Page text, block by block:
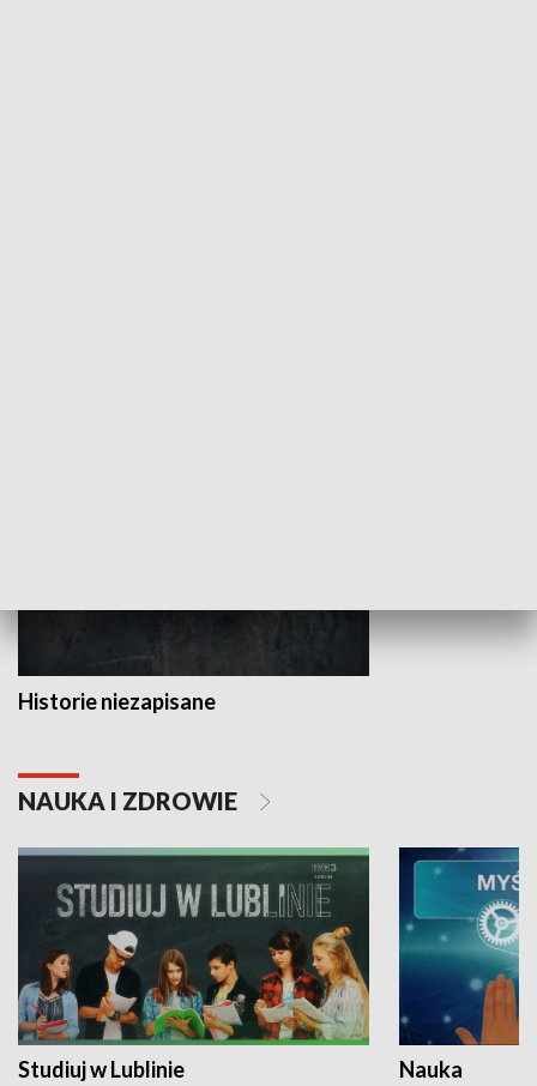
Historie niezapisane
NAUKA I ZDROWIE
Studiuj w Lublinie Nauka